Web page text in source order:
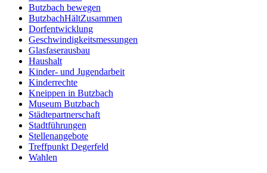
Butzbach bewegen
ButzbachHältZusammen
Dorfentwicklung
Geschwindigkeitsmessungen
Glasfaserausbau
Haushalt
Kinder- und Jugendarbeit
Kinderrechte
Kneippen in Butzbach
Museum Butzbach
Städtepartnerschaft
Stadtführungen
Stellenangebote
Treffpunkt Degerfeld
Wahlen